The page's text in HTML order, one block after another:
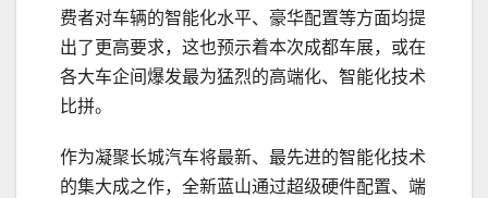
费者对车辆的智能化水平、豪华配置等方面均提
出了更高要求，这也预示着本次成都车展，或在
各大车企间爆发最为猛烈的高端化、智能化技术
比拼。
作为凝聚长城汽车将最新、最先进的智能化技术
的集大成之作，全新蓝山通过超级硬件配置、端